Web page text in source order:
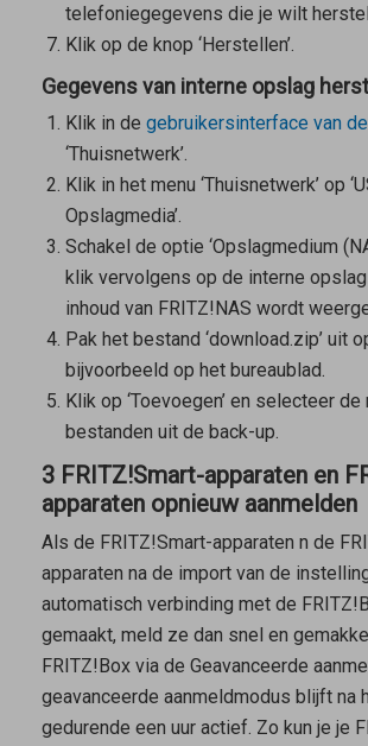
telefoniegegevens die je wilt
Klik op de knop ‘Herstellen’.
Gegevens van interne opslag
Klik in de gebruikersinterface van
‘Thuisnetwerk’.
Klik in het menu ‘Thuisnetwerk’ op
Opslagmedia’.
Schakel de optie ‘Opslagmedium
klik vervolgens op de interne
inhoud van FRITZ!NAS wordt
Pak het bestand ‘download.zip’ uit
bijvoorbeeld op het bureaublad.
Klik op ‘Toevoegen’ en selecteer de
bestanden uit de back-up.
3 FRITZ!Smart-apparaten en
apparaten opnieuw aanmelden
Als de FRITZ!Smart-apparaten n de
apparaten na de import van de
automatisch verbinding met de
gemaakt, meld ze dan snel en
FRITZ!Box via de Geavanceerde
geavanceerde aanmeldmodus blijft na
gedurende een uur actief. Zo kun je je